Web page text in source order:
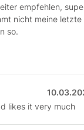
empfehlen,
nicht meine letzte
so.
likes it very much